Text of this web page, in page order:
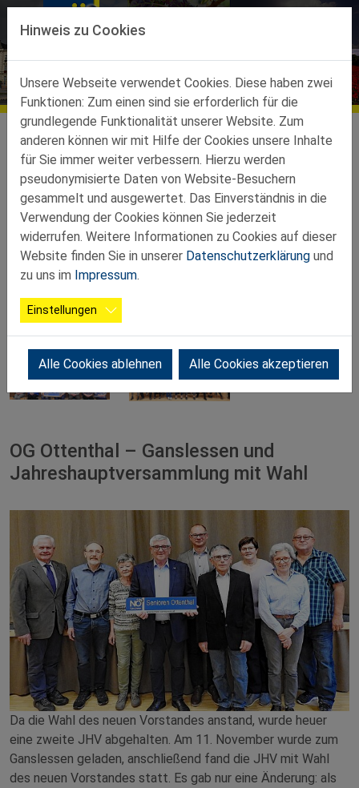
Direkt zur Hauptnavigation springen
Direkt zum Inhalt springen
OG Ottenthal
Ortsgruppen
Ortsgruppen Teilbez. Poysdorf Ottenthal
OG Ottenthal - Geburtstagsfeier
Die Feier der 2025er Jubilare fand am 12. März 2026 statt.
Die Mitglieder, die 2025 ein Jubiläum feierten, wurden
zusammen mit ihrem/r Partner/in in das Gemeindezentrum
zum Mittagessen eingeladen. Bei Kaffee und Kuchen und
netten Gesprächen wurde bis in den Nachmittag gemütlich
gefeiert.
OG Ottenthal – Ganslessen und
Jahreshauptversammlung mit Wahl
Da die Wahl des neuen Vorstandes anstand, wurde heuer
eine zweite JHV abgehalten. Am 11. November wurde zum
Ganslessen geladen, anschließend fand die JHV mit Wahl
des neuen Vorstandes statt. Es gab nur eine Änderung: als
Hinweis zu Cookies
Unsere Webseite verwendet Cookies. Diese haben zwei
Funktionen: Zum einen sind sie erforderlich für die
grundlegende Funktionalität unserer Website. Zum
anderen können wir mit Hilfe der Cookies unsere Inhalte
für Sie immer weiter verbessern. Hierzu werden
pseudonymisierte Daten von Website-Besuchern
gesammelt und ausgewertet. Das Einverständnis in die
Verwendung der Cookies können Sie jederzeit
widerrufen. Weitere Informationen zu Cookies auf dieser
Website finden Sie in unserer Datenschutzerklärung und
zu uns im Impressum.
Einstellungen
Alle Cookies ablehnen Alle Cookies akzeptieren